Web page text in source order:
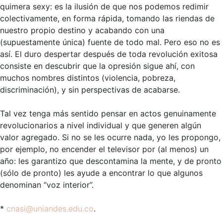
quimera sexy: es la ilusión de que nos podemos redimir
colectivamente, en forma rápida, tomando las riendas de
nuestro propio destino y acabando con una
(supuestamente única) fuente de todo mal. Pero eso no es
así. El duro despertar después de toda revolución exitosa
consiste en descubrir que la opresión sigue ahí, con
muchos nombres distintos (violencia, pobreza,
discriminación), y sin perspectivas de acabarse.
Tal vez tenga más sentido pensar en actos genuinamente
revolucionarios a nivel individual y que generen algún
valor agregado. Si no se les ocurre nada, yo les propongo,
por ejemplo, no encender el televisor por (al menos) un
año: les garantizo que descontamina la mente, y de pronto
(sólo de pronto) les ayude a encontrar lo que algunos
denominan “voz interior”.
* cnasi@uniandes.edu.co.